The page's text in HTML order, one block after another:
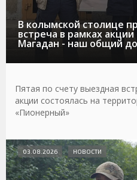
В колымской столице
встреча в рамках
Магадан - наш общий
Пятая по счету выездная
акции состоялась на
«Пионерный»
03.08.2026 НОВОСТИ